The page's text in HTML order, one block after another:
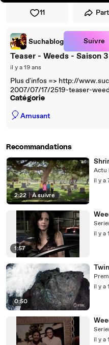
11
Suchablog Suivre
Teaser - Weeds - Saison 3
il y a 19 ans
Plus d'infos => http://
2007/07/17/2519-teaser-
Catégorie
🎈Amusant
Recommandations
2:22 | À suivre
Actu
il y a
1:57
il y a
0:50
il y a
il y a